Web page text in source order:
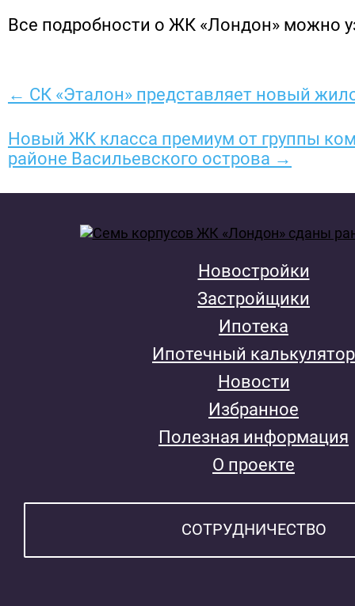
Все подробности о ЖК «Лондон» можно
← СК «Эталон» представляет новый
Новый ЖК класса премиум от группы
районе Васильевского острова →
Новостройки
Застройщики
Ипотека
Ипотечный калькулятор
Новости
Избранное
Полезная информация
О проекте
СОТРУДНИЧЕСТВО